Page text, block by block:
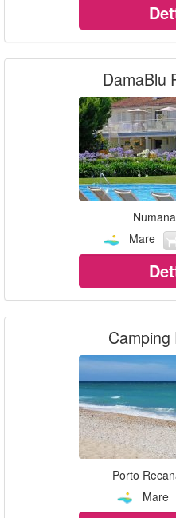
DamaBlu
Mare
Camping
Porto
Mare